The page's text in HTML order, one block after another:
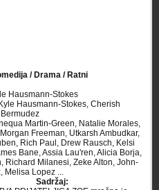
/ Drama / Ratni
Hausmann-Stokes
Kyle Hausmann-Stokes, Cherish
Martin-Green, Natalie Morales,
Freeman, Utkarsh Ambudkar,
Rich Paul, Drew Rausch, Kelsi
Bane, Assia Lau'ren, Alicia Borja,
Richard Milanesi, Zeke Alton, John-
Melisa Lopez ...
Sadržaj: